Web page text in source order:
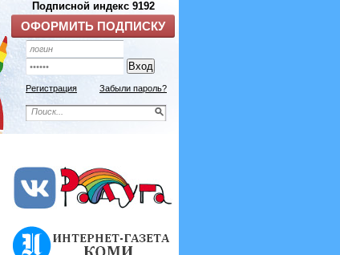
Регистрация Забыли пароль?